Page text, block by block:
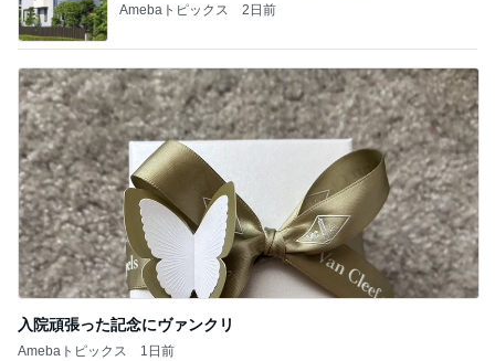
Amebaトピックス 2日前
入院頑張った記念にヴァンクリ
Amebaトピックス 1日前